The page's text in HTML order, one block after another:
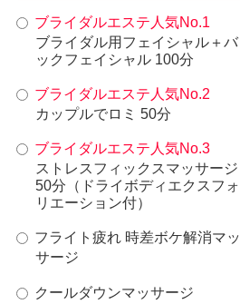
ブライダルエステ人気No.1
ブライダル用フェイシャル＋バ
ックフェイシャル 100分
ブライダルエステ人気No.2
カップルでロミ 50分
ブライダルエステ人気No.3
ストレスフィックスマッサージ
50分（ドライボディエクスフォ
リエーション付）
フライト疲れ 時差ボケ解消マッ
サージ
クールダウンマッサージ